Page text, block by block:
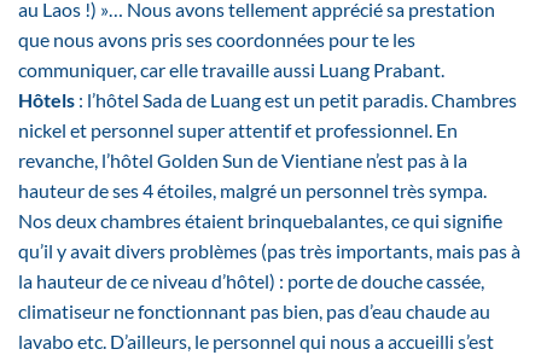
au Laos !) »… Nous avons tellement apprécié sa prestation
que nous avons pris ses coordonnées pour te les
communiquer, car elle travaille aussi Luang Prabant.
Hôtels : l’hôtel Sada de Luang est un petit paradis. Chambres
nickel et personnel super attentif et professionnel. En
revanche, l’hôtel Golden Sun de Vientiane n’est pas à la
hauteur de ses 4 étoiles, malgré un personnel très sympa.
Nos deux chambres étaient brinquebalantes, ce qui signifie
qu’il y avait divers problèmes (pas très importants, mais pas à
la hauteur de ce niveau d’hôtel) : porte de douche cassée,
climatiseur ne fonctionnant pas bien, pas d’eau chaude au
lavabo etc. D’ailleurs, le personnel qui nous a accueilli s’est